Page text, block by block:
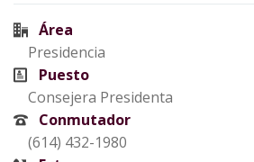
Área
Presidencia
Puesto
Consejera Presidenta
Conmutador
(614) 432-1980